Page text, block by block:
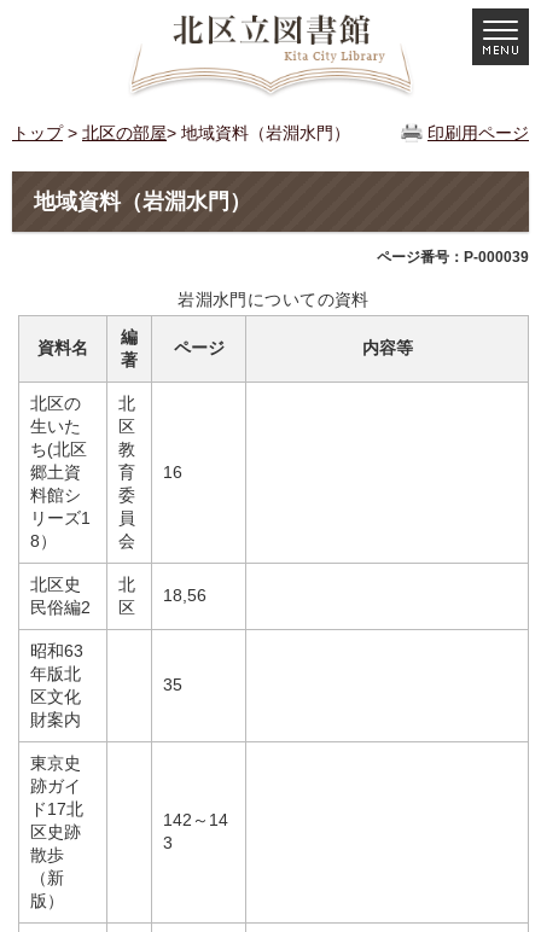
印刷用ページ
トップ> 北区の部屋> 地域資料（岩淵水門）
地域資料（岩淵水門）
ページ番号：P-000039
岩淵水門についての資料
資料名
編
著
ページ 内容等
北区の
生いた
ち(北区
郷土資
料館シ
リーズ1
8）
北
区
教
育
委
員
会
16
北区史
民俗編2
北
区
18,56
昭和63
年版北
区文化
財案内
35
東京史
跡ガイ
ド17北
区史跡
散歩
（新
版）
142～14
3